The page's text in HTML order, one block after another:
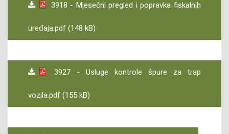
3918 - Mjesečni pregled i popravka fiskalnih
uređaja.pdf (148 kB)
3927 - Usluge kontrole špure za trap
vozila.pdf (155 kB)